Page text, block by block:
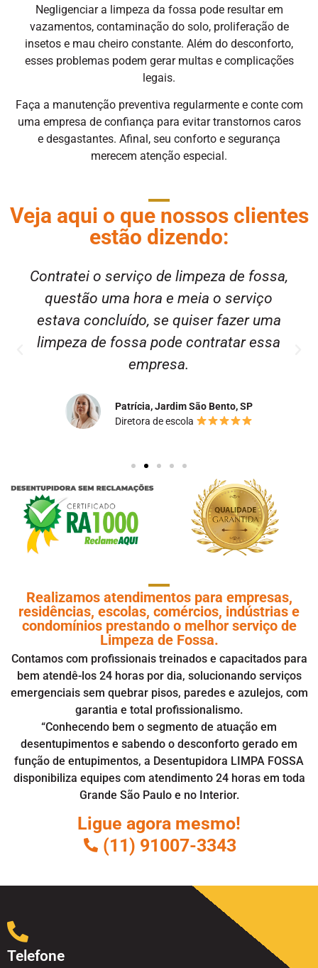
Negligenciar a limpeza da fossa pode resultar em
vazamentos, contaminação do solo, proliferação de
insetos e mau cheiro constante. Além do desconforto,
esses problemas podem gerar multas e complicações
legais.
Faça a manutenção preventiva regularmente e conte com
uma empresa de confiança para evitar transtornos caros
e desgastantes. Afinal, seu conforto e segurança
merecem atenção especial.
Veja aqui o que nossos clientes
estão dizendo:
Contratei o serviço de limpeza de fossa,
questão uma hora e meia o serviço
estava concluído, se quiser fazer uma
limpeza de fossa pode contratar essa
empresa.
Patrícia, Jardim São Bento, SP
Diretora de escola
Realizamos atendimentos para empresas,
residências, escolas, comércios, indústrias e
condomínios prestando o melhor serviço de
Limpeza de Fossa.
Contamos com profissionais treinados e capacitados para
bem atendê-los 24 horas por dia, solucionando serviços
emergenciais sem quebrar pisos, paredes e azulejos, com
garantia e total profissionalismo.
“Conhecendo bem o segmento de atuação em
desentupimentos e sabendo o desconforto gerado em
função de entupimentos, a Desentupidora LIMPA FOSSA
disponibiliza equipes com atendimento 24 horas em toda
Grande São Paulo e no Interior.
Ligue agora mesmo!
(11) 91007-3343
Telefone